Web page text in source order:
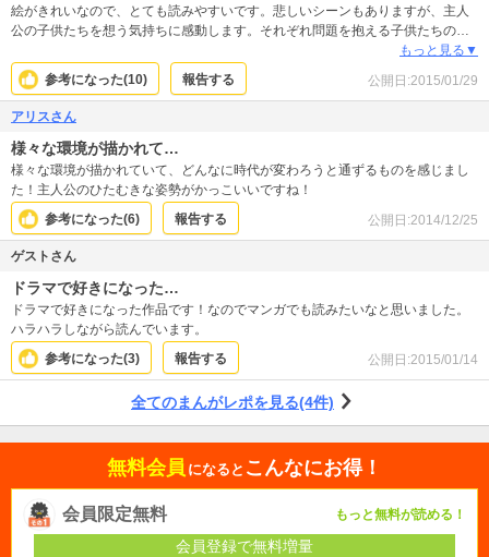
絵がきれいなので、とても読みやすいです。悲しいシーンもありますが、主人
公の子供たちを想う気持ちに感動します。それぞれ問題を抱える子供たちのた
もっと見る▼
参考になった(10) 報告する 公開日:2015/01/29
アリスさん
様々な環境が描かれて…
様々な環境が描かれていて、どんなに時代が変わろうと通ずるものを感じまし
た！主人公のひたむきな姿勢がかっこいいですね！
参考になった(6) 報告する 公開日:2014/12/25
ゲストさん
ドラマで好きになった…
ドラマで好きになった作品です！なのでマンガでも読みたいなと思いました。
ハラハラしながら読んでいます。
参考になった(3) 報告する 公開日:2015/01/14
全てのまんがレポを見る(4件)
無料会員 になると こんなにお得！
会員限定無料 もっと無料が読める！
会員登録で無料増量